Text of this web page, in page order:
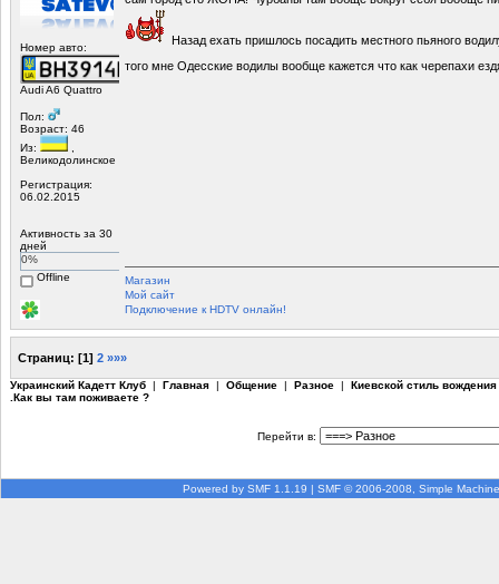
Номер авто:
Audi A6 Quattro
Пол:
Возраст: 46
Из:
,
Великодолинское
Регистрация:
06.02.2015
Активность за 30
дней
0%
Offline
Назад ехать пришлось посадить местного пьяного
того мне Одесские водилы вообще кажется что как черепахи
Магазин
Мой сайт
Подключение к HDTV онлайн!
Страниц: [1] 2 »»»
Украинский Кадетт Клуб | Главная | Общение | Разное | Киевской стиль вождения
.Как вы там поживаете ?
Перейти в:
Powered by SMF 1.1.19 | SMF © 2006-2008, Simple